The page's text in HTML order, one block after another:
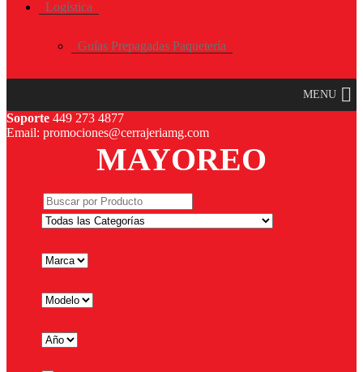
Logística
Guías Prepagadas Paquetería
MENU
Soporte 449 273 4877
Email: promociones@cerrajeriamg.com
MAYOREO